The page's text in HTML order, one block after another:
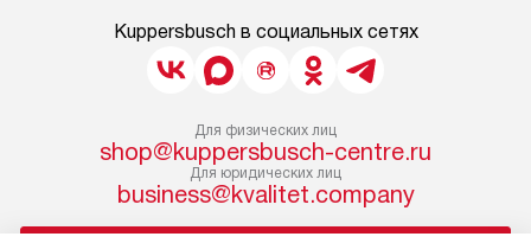
Kuppersbusch в социальных сетях
Для физических лиц
shop@kuppersbusch-centre.ru
Для юридических лиц
business@kvalitet.company